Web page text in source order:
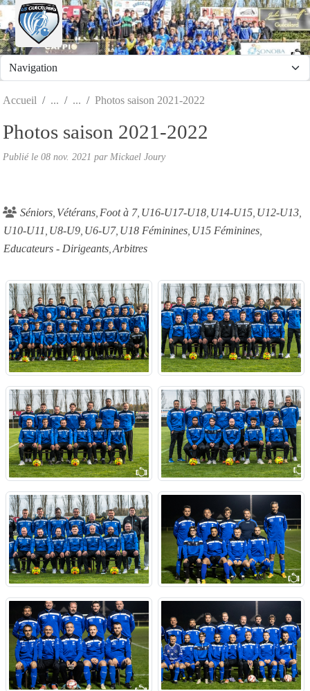
Accueil Photos saison 2021-2022
Photos saison 2021-2022
Publié le 08 nov. 2021 par Mickael Joury
Séniors Vétérans Foot à 7 U16-U17-U18 U14-U15 U12-U13
U10-U11 U8-U9 U6-U7 U18 Féminines U15 Féminines
Educateurs - Dirigeants Arbitres
Panneau de gestion des cookies